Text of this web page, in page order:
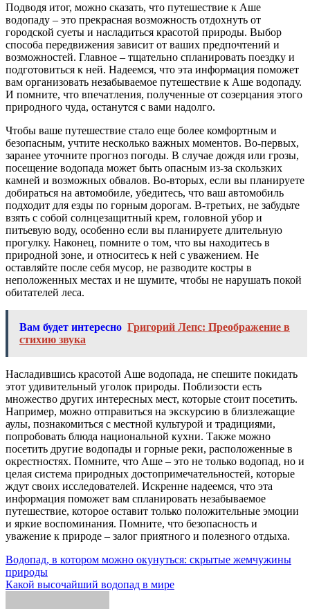
Подводя итог, можно сказать, что путешествие к Аше
водопаду – это прекрасная возможность отдохнуть от
городской суеты и насладиться красотой природы. Выбор
способа передвижения зависит от ваших предпочтений и
возможностей. Главное – тщательно спланировать поездку и
подготовиться к ней. Надеемся, что эта информация поможет
вам организовать незабываемое путешествие к Аше водопаду.
И помните, что впечатления, полученные от созерцания этого
природного чуда, останутся с вами надолго.
Чтобы ваше путешествие стало еще более комфортным и
безопасным, учтите несколько важных моментов. Во-первых,
заранее уточните прогноз погоды. В случае дождя или грозы,
посещение водопада может быть опасным из-за скользких
камней и возможных обвалов. Во-вторых, если вы планируете
добираться на автомобиле, убедитесь, что ваш автомобиль
подходит для езды по горным дорогам. В-третьих, не забудьте
взять с собой солнцезащитный крем, головной убор и
питьевую воду, особенно если вы планируете длительную
прогулку. Наконец, помните о том, что вы находитесь в
природной зоне, и относитесь к ней с уважением. Не
оставляйте после себя мусор, не разводите костры в
неположенных местах и не шумите, чтобы не нарушать покой
обитателей леса.
Вам будет интересно Григорий Лепс: Преображение в
стихию звука
Насладившись красотой Аше водопада, не спешите покидать
этот удивительный уголок природы. Поблизости есть
множество других интересных мест, которые стоит посетить.
Например, можно отправиться на экскурсию в близлежащие
аулы, познакомиться с местной культурой и традициями,
попробовать блюда национальной кухни. Также можно
посетить другие водопады и горные реки, расположенные в
окрестностях. Помните, что Аше – это не только водопад, но и
целая система природных достопримечательностей, которые
ждут своих исследователей. Искренне надеемся, что эта
информация поможет вам спланировать незабываемое
путешествие, которое оставит только положительные эмоции
и яркие воспоминания. Помните, что безопасность и
уважение к природе – залог приятного и полезного отдыха.
Навигация
по
Водопад, в котором можно окунуться: скрытые жемчужины
природы
Какой высочайший водопад в мире